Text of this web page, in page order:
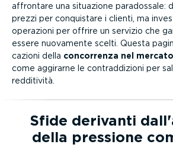
affrontare una situazione paradossale:
prezzi per conquistare i clienti, ma
operazioni per offrire un servizio che
essere nuovamente scelti. Questa
ca­zioni della concorrenza nel
come aggirarne le contrad­di­zioni per
redditività.
Sfide derivanti
della pressione